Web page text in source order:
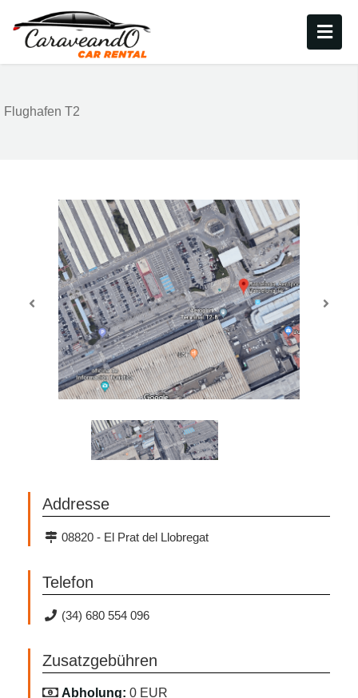
Flughafen T2
Addresse
08820 - El Prat del Llobregat
Telefon
(34) 680 554 096
Zusatzgebühren
Abholung: 0 EUR